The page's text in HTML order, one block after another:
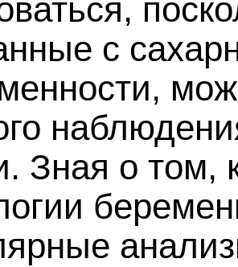
с
Зная о том,